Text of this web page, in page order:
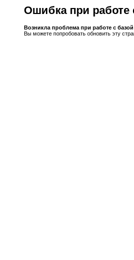
Ошибка при работе
Возникла проблема при работе с
Вы можете попробовать обновить эту